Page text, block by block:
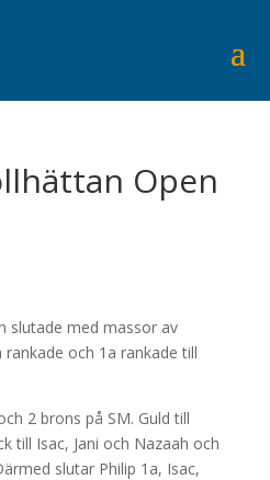
Open
slutade med massor av
och 1a rankade till
2 brons på SM. Guld till
till Isac, Jani och Nazaah och
slutar Philip 1a, Isac,